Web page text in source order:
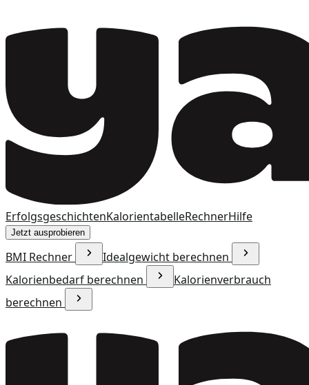
ErfolgsgeschichtenKalorientabelleRechnerHilfe
Jetzt ausprobieren
BMI Rechner
Idealgewicht berechnen
Kalorienbedarf berechnen
Kalorienverbrauch
berechnen